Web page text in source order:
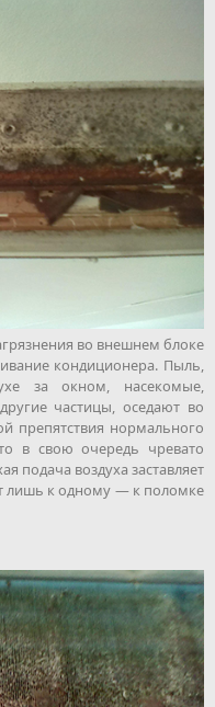
во внешнем блоке
кондиционера. Пыль,
за окном, насекомые,
частицы, оседают во
препятствия нормального
в свою очередь чревато
подача воздуха заставляет
лишь к одному — к поломке